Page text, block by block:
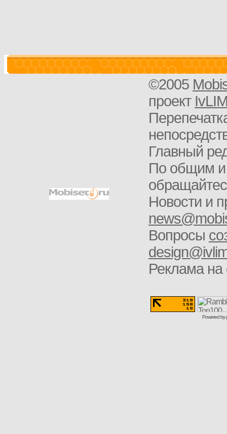
©2005
проект
Главный
По общим и
Новости и
Вопросы
Реклама на
Powered by